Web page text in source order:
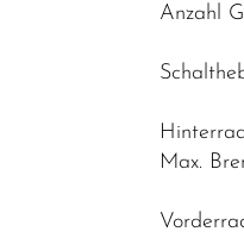
Anzahl
Max.